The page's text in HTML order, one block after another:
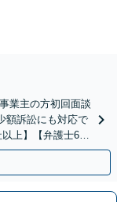
業主の方初回面談
額訴訟にも対応で
上】【弁護士6人